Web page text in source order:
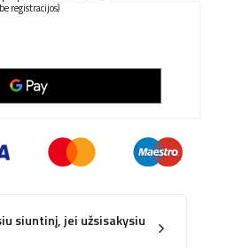
registracijos)
siuntinį, jei užsisakysiu